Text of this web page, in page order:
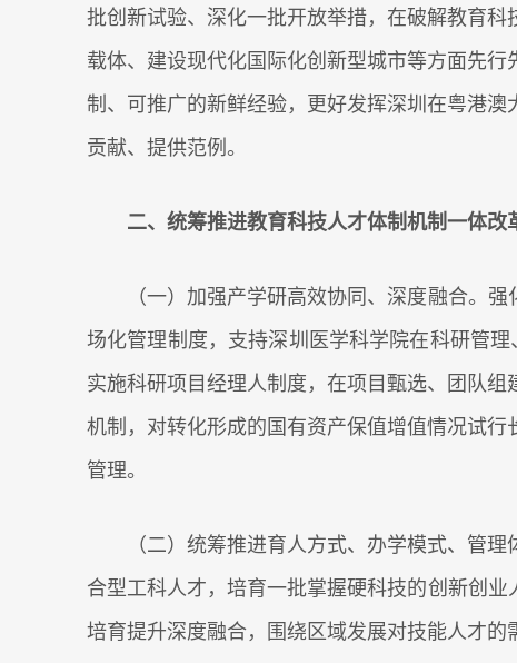
批创新试验、深化一批开放举措，在破解教育
载体、建设现代化国际化创新型城市等方面先
制、可推广的新鲜经验，更好发挥深圳在粤港
贡献、提供范例。
二、统筹推进教育科技人才体制机制一体改
（一）加强产学研高效协同、深度融合。强
场化管理制度，支持深圳医学科学院在科研管
实施科研项目经理人制度，在项目甄选、团队
机制，对转化形成的国有资产保值增值情况试
管理。
（二）统筹推进育人方式、办学模式、管理
合型工科人才，培育一批掌握硬科技的创新创
培育提升深度融合，围绕区域发展对技能人才